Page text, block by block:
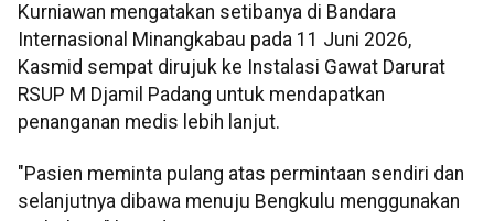
Kurniawan mengatakan setibanya di Bandara
Internasional Minangkabau pada 11 Juni 2026,
Kasmid sempat dirujuk ke Instalasi Gawat Darurat
RSUP M Djamil Padang untuk mendapatkan
penanganan medis lebih lanjut.
"Pasien meminta pulang atas permintaan sendiri dan
selanjutnya dibawa menuju Bengkulu menggunakan